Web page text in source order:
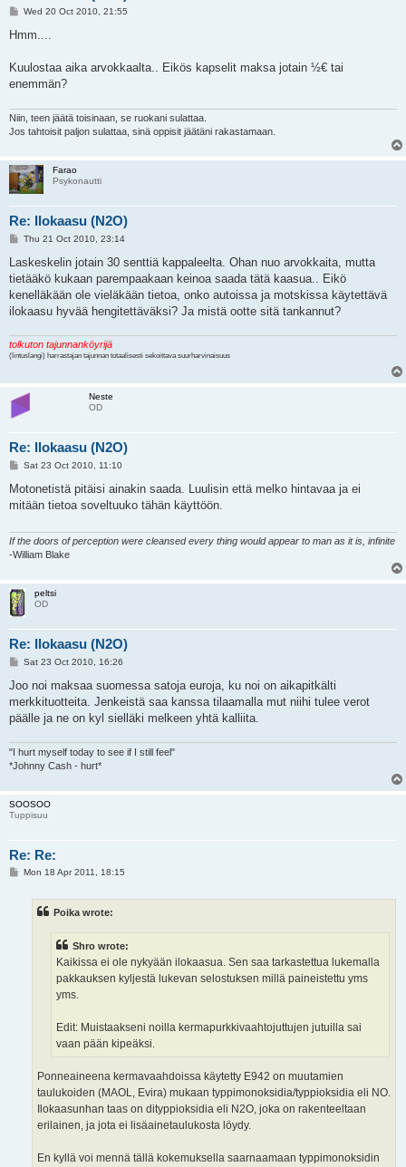
P
s
Wed 20 Oct 2010, 21:55
Hmm....
Kuulostaa aika arvokkaalta.. Eikös kapselit maksa jotain ½€ tai
enemmän?
Niin, teen jäätä toisinaan, se ruokani sulattaa.
Jos tahtoisit paljon sulattaa, sinä oppisit jäätäni rakastamaan.
Farao
Psykonautti
Re: Ilokaasu (N2O)
P
s
Thu 21 Oct 2010, 23:14
Laskeskelin jotain 30 senttiä kappaleelta. Ohan nuo arvokkaita, mutta
tietääkö kukaan parempaakaan keinoa saada tätä kaasua.. Eikö
kenelläkään ole vieläkään tietoa, onko autoissa ja motskissa käytettävä
ilokaasu hyvää hengitettäväksi? Ja mistä ootte sitä tankannut?
tolkuton tajunnanköyrijä
(lintuslangi) harrastajan tajunnan totaalisesti sekoittava suurharvinaisuus
Neste
OD
Re: Ilokaasu (N2O)
P
s
Sat 23 Oct 2010, 11:10
Motonetistä pitäisi ainakin saada. Luulisin että melko hintavaa ja ei
mitään tietoa soveltuuko tähän käyttöön.
If the doors of perception were cleansed every thing would appear to man as it is, infinite
-William Blake
peltsi
OD
Re: Ilokaasu (N2O)
P
s
Sat 23 Oct 2010, 16:26
Joo noi maksaa suomessa satoja euroja, ku noi on aikapitkälti
merkkituotteita. Jenkeistä saa kanssa tilaamalla mut niihi tulee verot
päälle ja ne on kyl sielläki melkeen yhtä kalliita.
"I hurt myself today to see if I still feel"
*Johnny Cash - hurt*
SOOSOO
Tuppisuu
Re: Re:
PMon 18 Apr 2011, 18:15
Poika wrote:
Shro wrote:
Kaikissa ei ole nykyään ilokaasua. Sen saa tarkastettua lukemalla
pakkauksen kyljestä lukevan selostuksen millä paineistettu yms
yms.
Edit: Muistaakseni noilla kermapurkkivaahtojuttujen jutuilla sai
vaan pään kipeäksi.
Ponneaineena kermavaahdoissa käytetty E942 on muutamien
taulukoiden (MAOL, Evira) mukaan typpimonoksidia/typpioksidia eli NO.
Ilokaasunhan taas on dityppioksidia eli N2O, joka on rakenteeltaan
erilainen, ja jota ei lisäainetaulukosta löydy.
En kyllä voi mennä tällä kokemuksella saarnaamaan typpimonoksidin